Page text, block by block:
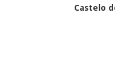
Castelo